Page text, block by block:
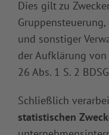
Dies gilt zu
und sonstiger
der Aufklärung
26 Abs. 1 S. 2
Schließlich
statistischen